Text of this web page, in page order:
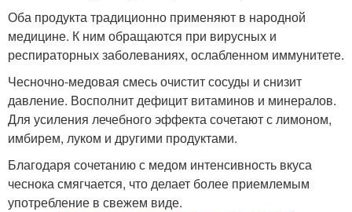
Оба продукта традиционно применяют в народной
медицине. К ним обращаются при вирусных и
респираторных заболеваниях, ослабленном иммунитете.
Чесночно-медовая смесь очистит сосуды и снизит
давление. Восполнит дефицит витаминов и минералов.
Для усиления лечебного эффекта сочетают с лимоном,
имбирем, луком и другими продуктами.
Благодаря сочетанию с медом интенсивность вкуса
чеснока смягчается, что делает более приемлемым
употребление в свежем виде.